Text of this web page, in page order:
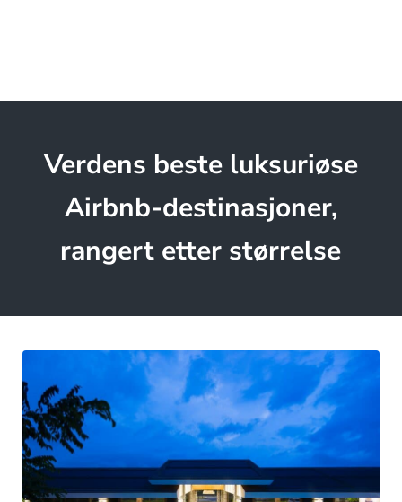
Verdens beste luksuriøse
Airbnb-destinasjoner,
rangert etter størrelse